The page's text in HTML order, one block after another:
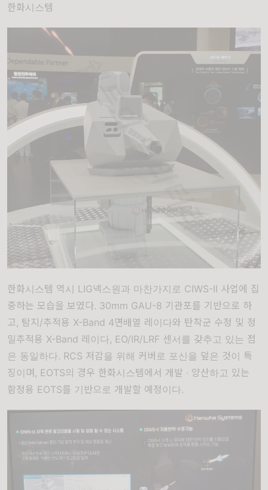
한화시스템
한화시스템 역시 LIG넥스원과 마찬가지로 CIWS-II 사업에 집
중하는 모습을 보였다. 30mm GAU-8 기관포를 기반으로 하
고, 탐지/추적용 X-Band 4면배열 레이다와 탄착군 수정 및 정
밀추적용 X-Band 레이다, EO/IR/LRF 센서를 갖추고 있는 점
은 동일하다. RCS 저감을 위해 커버로 포신을 덮은 것이 특
징이며, EOTS의 경우 한화시스템에서 개발 · 양산하고 있는
함정용 EOTS를 기반으로 개발할 예정이다.